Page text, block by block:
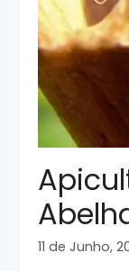
11 de Junho,